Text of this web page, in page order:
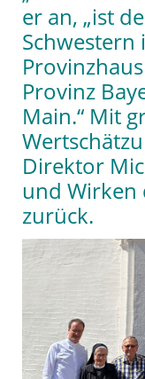
er an, „ist
Schwestern
Provinz
Main.“ Mit
Direktor
und Wirken
zurück.